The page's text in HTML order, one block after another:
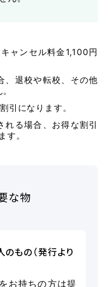
ャンセル料金1,100円
、退校や転校、その他
引になります。
る場合、お得な割引
す。
な物
もの（発行より
お持ちの方は提